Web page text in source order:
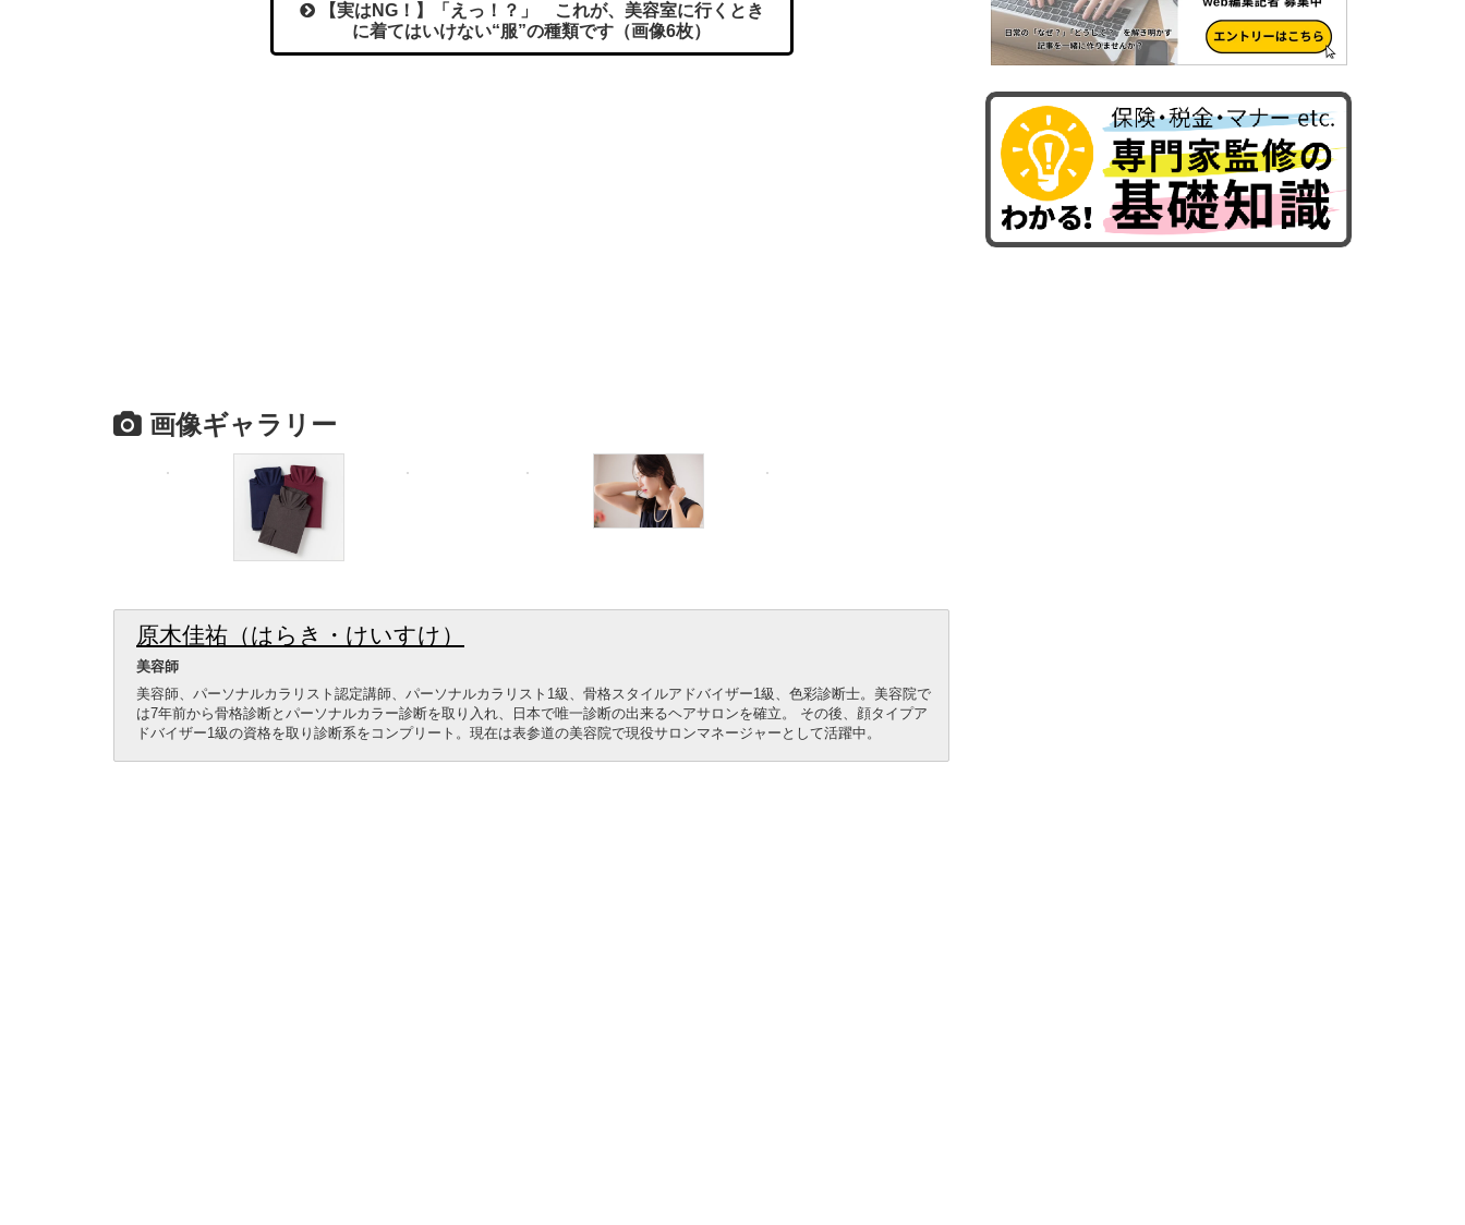
【実はNG！】「えっ！？」 これが、美容室に行くとき
に着てはいけない“服”の種類です（画像6枚）
画像ギャラリー
原木佳祐（はらき・けいすけ）
美容師
美容師、パーソナルカラリスト認定講師、パーソナルカラリスト1級、骨格スタイルアドバイザー1級、色彩診断士。美容院で
は7年前から骨格診断とパーソナルカラー診断を取り入れ、日本で唯一診断の出来るヘアサロンを確立。 その後、顔タイプア
ドバイザー1級の資格を取り診断系をコンプリート。現在は表参道の美容院で現役サロンマネージャーとして活躍中。